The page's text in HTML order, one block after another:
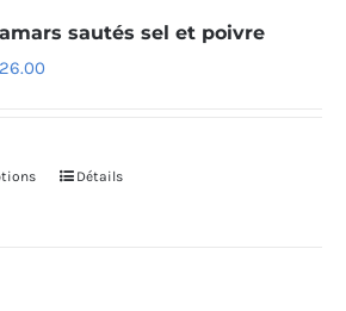
sautés sel et poivre
26.00
Détails